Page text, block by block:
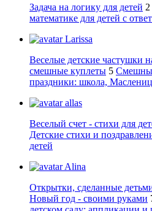
Задача на логику для детей 2
математике для детей с
Larissa
Веселые детские частушки
смешные куплеты 5
праздники: школа,
allas
Веселый счет - стихи для
Детские стихи и
детей
Alina
Открытки, сделанные
Новый год - своими руками